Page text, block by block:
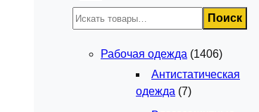
Поиск Поиск
Рабочая одежда (1406)
Антистатическая
одежда (7)